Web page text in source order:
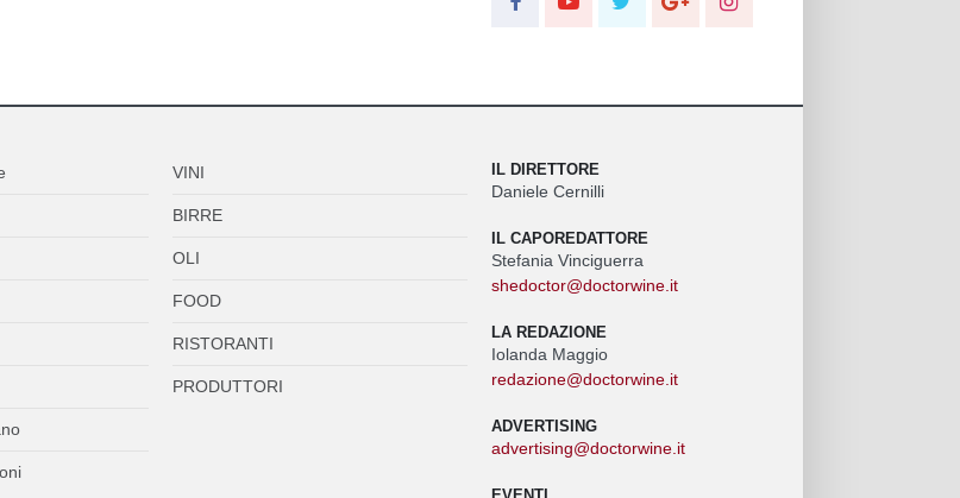
VINI
BIRRE
OLI
FOOD
RISTORANTI
PRODUTTORI
IL DIRETTORE
Daniele Cernilli
IL CAPOREDATTORE
Stefania Vinciguerra
shedoctor@doctorwine.it
LA REDAZIONE
Iolanda Maggio
redazione@doctorwine.it
ADVERTISING
advertising@doctorwine.it